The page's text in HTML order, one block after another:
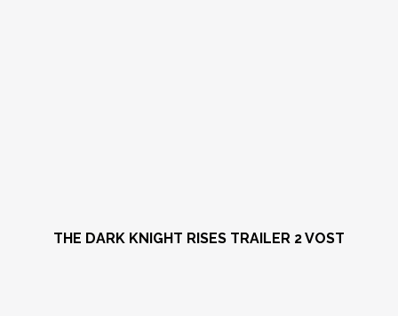
THE DARK KNIGHT RISES TRAILER 2 VOST